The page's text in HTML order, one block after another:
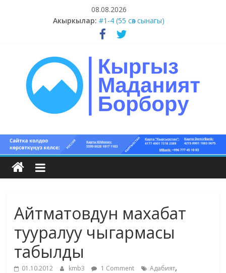
08.08.2026
Акыркылар: #1-4 (55 сөз сынагы)
#13-14 (55 сөз сынагы)
#11-12 (55 сөз сынагы)
#5-8 (55 сөз сынагы)
Кыргыз
маданият
Кыргыз
жана
адабияты
Айтматовдун махабат
тууралуу чыгармасы
табылды
01.10.2012 kmb3 1 Comment Адабият,